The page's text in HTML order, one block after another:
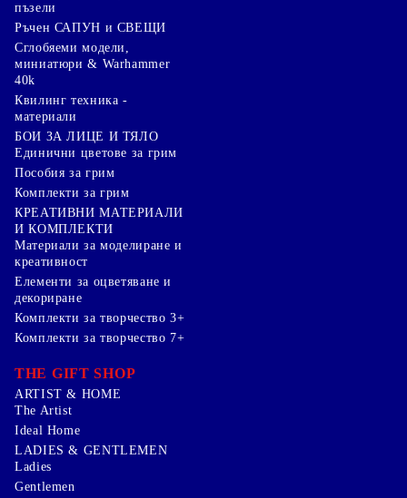
пъзели
Ръчен САПУН и СВЕЩИ
Сглобяеми модели,
миниатюри & Warhammer
40k
Квилинг техника -
материали
БОИ ЗА ЛИЦЕ И ТЯЛО
Единични цветове за грим
Пособия за грим
Комплекти за грим
КРЕАТИВНИ МАТЕРИАЛИ
И КОМПЛЕКТИ
Mатериали за моделиране и
креативност
Елементи за оцветяване и
декориране
Комплекти за творчество 3+
Комплекти за творчество 7+
THE GIFT SHOP
ARTIST & HOME
The Artist
Ideal Home
LADIES & GENTLEMEN
Ladies
Gentlemen